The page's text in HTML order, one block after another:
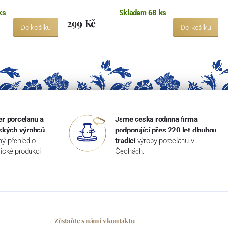
Do košíku
Skladem 68 ks
299 Kč Do košíku
porcelánu a
výrobců.
přehled o
produkci
Jsme česká rodinná firma
podporující přes 220 let dlouhou
tradici výroby porcelánu v
Čechách.
Zůstaňte s námi v kontaktu